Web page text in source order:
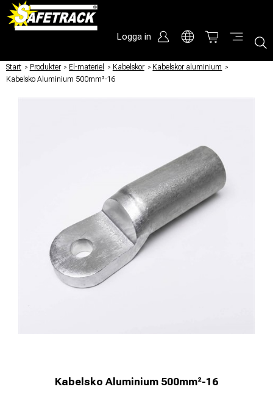
Logga in
Start / Produkter / El-materiel / Kabelskor / Kabelskor aluminium /
Kabelsko Aluminium 500mm²-16
Kabelsko Aluminium 500mm²-16